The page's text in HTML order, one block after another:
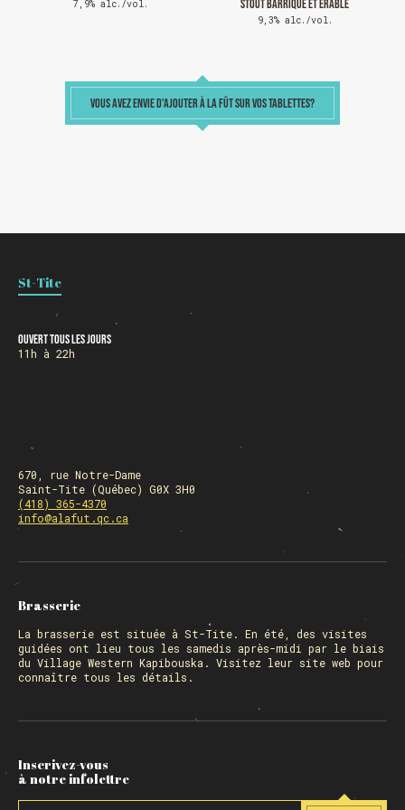
7,9% alc./vol. STOUT BARRIQUE ET ÉRABLE
9,3% alc./vol.
VOUS AVEZ ENVIE D'AJOUTER À LA FÛT SUR VOS TABLETTES?
St-Tite
Ouvert tous les jours
11h à 22h
670, rue Notre-Dame
Saint-Tite (Québec) G0X 3H0
(418) 365-4370
info@alafut.qc.ca
Brasserie
La brasserie est située à St-Tite. En été, des visites
guidées ont lieu tous les samedis après-midi par le biais
du Village Western Kapibouska. Visitez leur site web pour
connaître tous les détails.
Inscrivez-vous
à notre infolettre